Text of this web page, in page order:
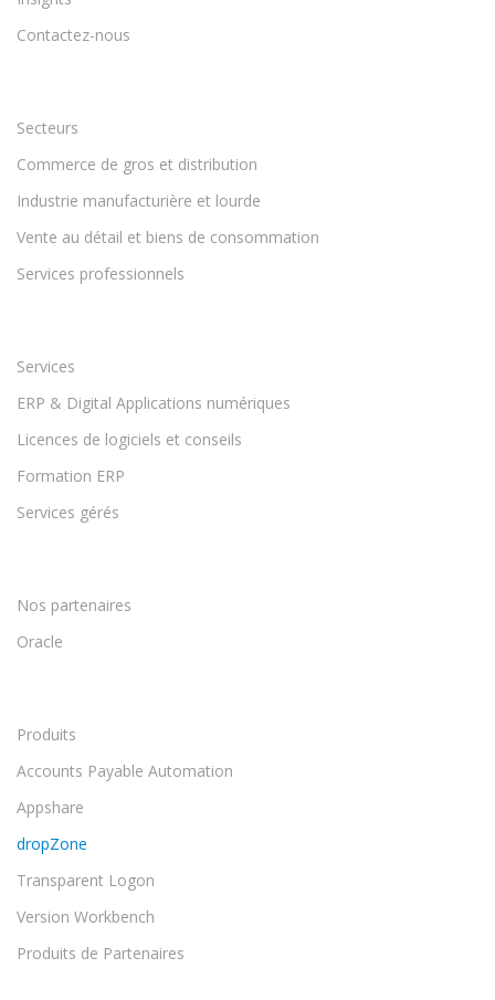
Contactez-nous
Secteurs
Commerce de gros et distribution
Industrie manufacturière et lourde
Vente au détail et biens de consommation
Services professionnels
Services
ERP & Digital Applications numériques
Licences de logiciels et conseils
Formation ERP
Services gérés
Nos partenaires
Oracle
Produits
Accounts Payable Automation
Appshare
dropZone
Transparent Logon
Version Workbench
Produits de Partenaires